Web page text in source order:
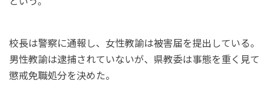
校長は警察に通報し、女性教諭は被害届を提出している。
男性教諭は逮捕されていないが、県教委は事態を重く見て
懲戒免職処分を決めた。